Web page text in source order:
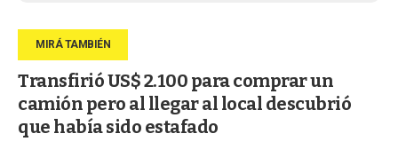
Transfirió US$ 2.100 para comprar un
camión pero al llegar al local descubrió
que había sido estafado